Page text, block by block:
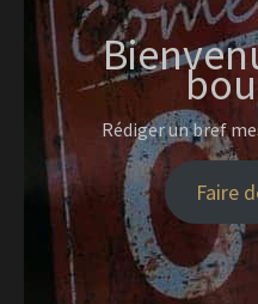
Rédiger un bref
Faire